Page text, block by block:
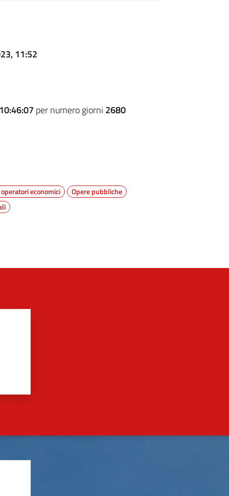
11:52
10:46:07 per numero giorni 2680
economici
Opere pubbliche